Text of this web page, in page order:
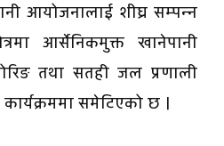
आयोजनालाई शीघ्र सम्पन्न
आर्सेनिकमुक्त खानेपानी
तथा सतही जल प्रणाली
समेटिएको छ ।